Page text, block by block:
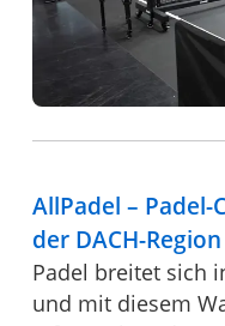
AllPadel –
der DACH-Region
Padel breitet sich
und mit diesem